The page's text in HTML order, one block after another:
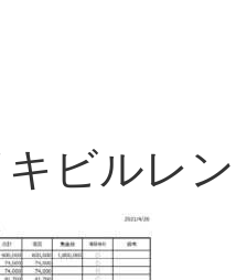
ビルレ